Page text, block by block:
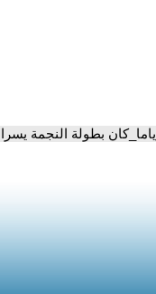
بطولة النجمة يسرا